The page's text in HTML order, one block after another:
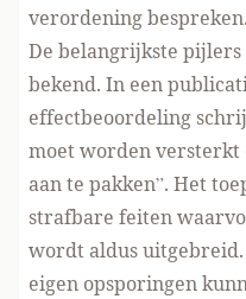
verordening bespreken.
De belangrijkste
bekend. In een
effectbeoordeling
moet worden versterkt
aan te pakken”. Het
strafbare feiten
wordt aldus
eigen opsporingen